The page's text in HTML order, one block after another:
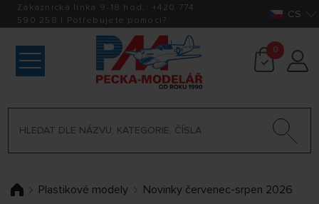
Zákaznická linka 9-18 hod.: +420 774
590 258 | Potřebujete pomoci? CS
0
Plastikové modely Novinky červenec-srpen 2026